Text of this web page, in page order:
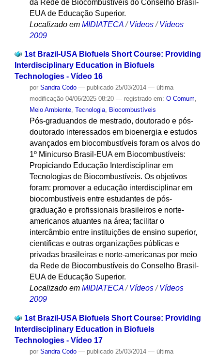
da Rede de Biocombustíveis do Conselho Brasil-
EUA de Educação Superior.
Localizado em MIDIATECA /Vídeos /Vídeos
2009
1st Brazil-USA Biofuels Short Course: Providing
Interdisciplinary Education in Biofuels
Technologies - Vídeo 16
por Sandra Codo — publicado25/03/2014 — última
modificação04/06/2025 08:20 — registrado em: O Comum,
Meio Ambiente, Tecnologia, Biocombustíveis
Pós-graduandos de mestrado, doutorado e pós-
doutorado interessados em bioenergia e estudos
avançados em biocombustíveis foram os alvos do
1º Minicurso Brasil-EUA em Biocombustíveis:
Propiciando Educação Interdisciplinar em
Tecnologias de Biocombustíveis. Os objetivos
foram: promover a educação interdisciplinar em
biocombustíveis entre estudantes de pós-
graduação e profissionais brasileiros e norte-
americanos atuantes na área; facilitar o
intercâmbio entre instituições de ensino superior,
científicas e outras organizações públicas e
privadas brasileiras e norte-americanas por meio
da Rede de Biocombustíveis do Conselho Brasil-
EUA de Educação Superior.
Localizado em MIDIATECA / Vídeos / Vídeos
2009
1st Brazil-USA Biofuels Short Course: Providing
Interdisciplinary Education in Biofuels
Technologies - Vídeo 17
por Sandra Codo — publicado25/03/2014 — última